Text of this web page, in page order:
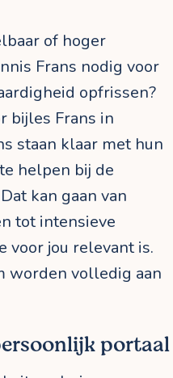
of hoger
Frans nodig voor
opfrissen?
bijles Frans in
staan klaar met hun
helpen bij de
kan gaan van
tot intensieve
voor jou relevant is.
worden volledig aan
portaal